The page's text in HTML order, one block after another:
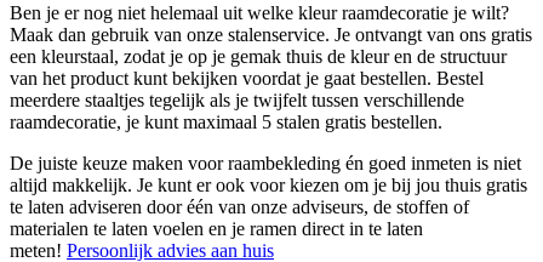
Ben je er nog niet helemaal uit welke kleur raamdecoratie je wilt?
Maak dan gebruik van onze stalenservice. Je ontvangt van ons gratis
een kleurstaal, zodat je op je gemak thuis de kleur en de structuur
van het product kunt bekijken voordat je gaat bestellen. Bestel
meerdere staaltjes tegelijk als je twijfelt tussen verschillende
raamdecoratie, je kunt maximaal 5 stalen gratis bestellen.
De juiste keuze maken voor raambekleding én goed inmeten is niet
altijd makkelijk. Je kunt er ook voor kiezen om je bij jou thuis gratis
te laten adviseren door één van onze adviseurs, de stoffen of
materialen te laten voelen en je ramen direct in te laten
meten! Persoonlijk advies aan huis